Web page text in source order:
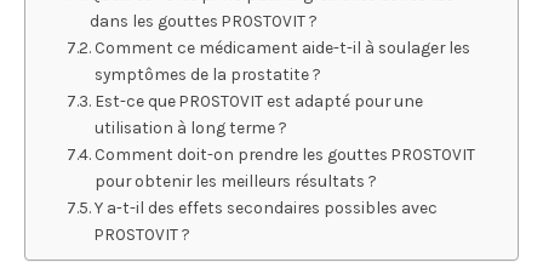
dans les gouttes PROSTOVIT ?
Comment ce médicament aide-t-il à soulager les
symptômes de la prostatite ?
Est-ce que PROSTOVIT est adapté pour une
utilisation à long terme ?
Comment doit-on prendre les gouttes PROSTOVIT
pour obtenir les meilleurs résultats ?
Y a-t-il des effets secondaires possibles avec
PROSTOVIT ?